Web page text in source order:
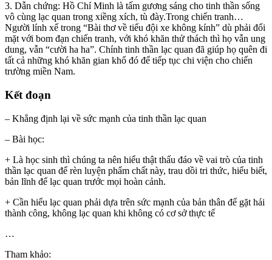
3. Dẫn chứng: Hồ Chí Minh là tấm gương sáng cho tinh thần sống
vô cùng lạc quan trong xiềng xích, tù đày.Trong chiến tranh…
Người lính xế trong “Bài thơ về tiểu đội xe không kính” dù phải đối
mặt với bom đạn chiến tranh, với khó khăn thử thách thì họ vẫn ung
dung, vẫn “cười ha ha”. Chính tinh thần lạc quan đã giúp họ quên đi
tất cả những khó khăn gian khổ đó để tiếp tục chi viện cho chiến
trường miền Nam.
Kết đoạn
– Khẳng định lại về sức mạnh của tinh thần lạc quan
– Bài học:
+ Là học sinh thì chúng ta nên hiểu thật thấu đáo về vai trò của tinh
thần lạc quan để rèn luyện phẩm chất này, trau dồi tri thức, hiểu biết,
bản lĩnh để lạc quan trước mọi hoàn cảnh.
+ Cần hiểu lạc quan phải dựa trên sức mạnh của bản thân để gặt hái
thành công, không lạc quan khi không có cơ sở thực tế
…
Tham khảo: